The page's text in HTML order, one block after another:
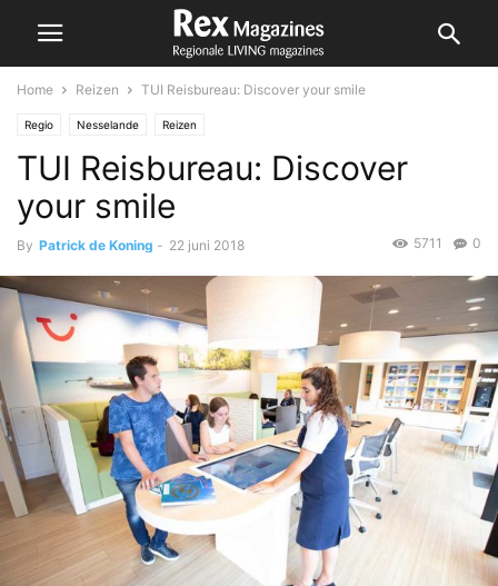
Home Reizen TUI Reisbureau: Discover your smile
Regio Nesselande Reizen
TUI Reisbureau: Discover
your smile
By Patrick de Koning - 22 juni 2018 0
5711